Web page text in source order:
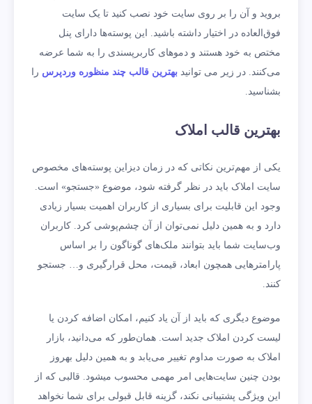
بروید و آن را بر روی سایت خود نصب کنید تا یک سایت
فوق‌العاده در اختیار داشته باشید. این پوسته‌ها دارای پنل
مختص به خود هستند و دموهای کاربرپسندی را به شما عرضه
می‌کنند. در زیر می توانید بهترین قالب چند منظوره وردپرس را
بشناسید.
بهترین قالب املاک
یکی از مهم‌ترین نکاتی که در زمان دیزاین پوسته‌های مخصوص
سایت املاک باید در نظر گرفته شود، موضوع «جستجو» است.
وجود این قابلیت برای بسیاری از کاربران اهمیت بسیار زیادی
دارد و به همین دلیل نمی‌توان از آن چشم‌پوشی کرد. کاربران
وب‌سایت شما باید بتوانند ملک‌های گوناگون را بر اساس
پارامترهایی همچون ابعاد، قیمت، محل قرارگیری و… جستجو
کنند.
موضوع دیگری که باید از آن یاد کنیم، امکان اضافه کردن یا
لیست کردن املاک جدید است. همان‌طور که می‌دانید، بازار
املاک به صورت مداوم تغییر می‌یابد و به همین دلیل به­روز
بودن چنین سایت‌هایی امر مهمی محسوب می­شود. قالبی که از
این ویژگی پشتیبانی نکند، گزینه قابل قبولی برای شما نخواهد